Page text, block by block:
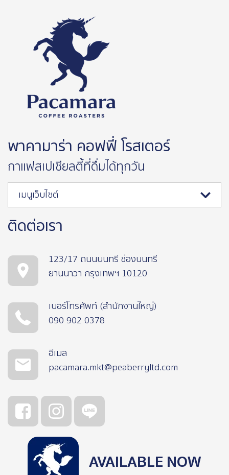
พาคามาร่า คอฟฟี่ โรสเตอร์
กาแฟสเปเชียลตี้ที่ดื่มได้ทุกวัน
เมนูเว็บไซต์
ติดต่อเรา
123/17 ถนนนนทรี ช่องนนทรี
ยานนาวา กรุงเทพฯ 10120
เบอร์โทรศัพท์ (สำนักงานใหญ่)
090 902 0378
อีเมล
pacamara.mkt@peaberryltd.com
AVAILABLE NOW